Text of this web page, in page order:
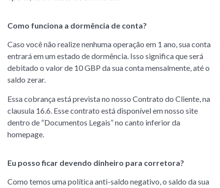
Como funciona a dormência de conta?
Caso você não realize nenhuma operação em 1 ano, sua conta
entrará em um estado de dormência. Isso significa que será
debitado o valor de 10 GBP da sua conta mensalmente, até o
saldo zerar.
Essa cobrança está prevista no nosso Contrato do Cliente, na
clausula 16.6. Esse contrato está disponível em nosso site
dentro de “Documentos Legais” no canto inferior da
homepage.
Eu posso ficar devendo dinheiro para corretora?
Como temos uma política anti-saldo negativo, o saldo da sua